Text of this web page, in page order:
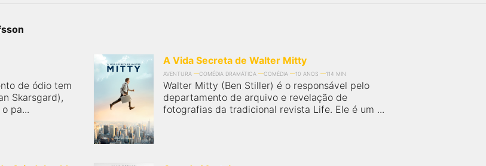
de ódio tem
Skarsgard),
pa...
A Vida Secreta de Walter Mitty
AVENTURA COMÉDIA DRAMÁTICA COMÉDIA 10 ANOS 114 MIN
Walter Mitty (Ben Stiller) é o responsável pelo
departamento de arquivo e revelação de
fotografias da tradicional revista Life. Ele é um ...